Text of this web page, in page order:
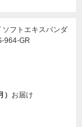
フトエキスパンダ
964-GR
お届け